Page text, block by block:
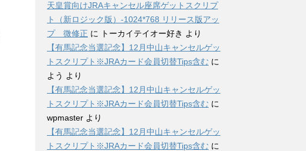
天皇賞向けJRAキャンセル座席ゲットスクリプ
ト（新ロジック版）-1024*768 リリース版アッ
プ 微修正 に トーカイテイオー好き より
【有馬記念当選記念】12月中山キャンセルゲッ
トスクリプト※JRAカード会員切替Tips含む に
よう より
【有馬記念当選記念】12月中山キャンセルゲッ
トスクリプト※JRAカード会員切替Tips含む に
wpmaster より
【有馬記念当選記念】12月中山キャンセルゲッ
トスクリプト※JRAカード会員切替Tips含む に